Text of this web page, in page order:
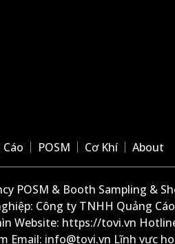
POSM Cơ Khí About
POSM & Booth Sampling &
Công ty TNHH Quảng
Website: https://tovi.vn
Email: info@tovi.vn Lĩnh vực